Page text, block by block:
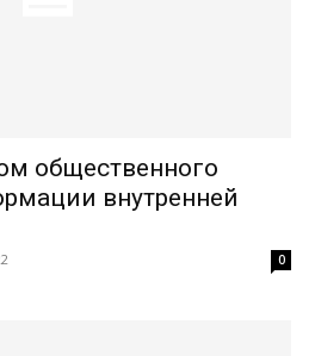
общественного
внутренней
0